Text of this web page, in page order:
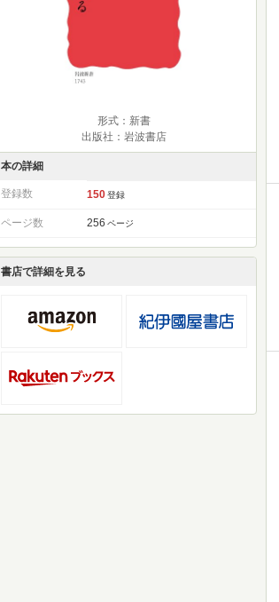
形式：新書
出版社：岩波書店
本の詳細
登録数 150 登録
ページ数 256 ページ
書店で詳細を見る